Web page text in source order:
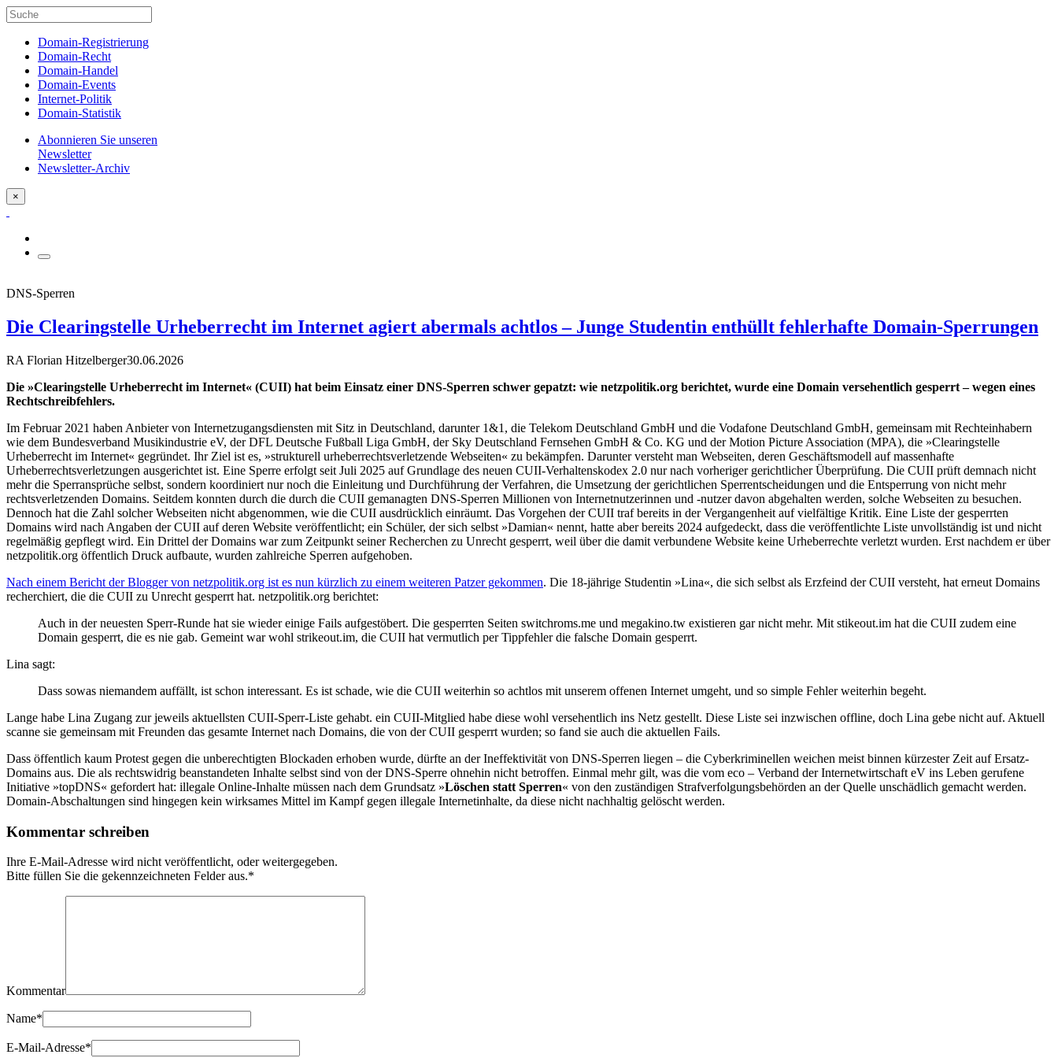
Domain-Registrierung
Domain-Recht
Domain-Handel
Domain-Events
Internet-Politik
Domain-Statistik
Abonnieren Sie unseren
Newsletter
Newsletter-Archiv
×
DNS-Sperren
Die Clearingstelle Urheberrecht im Internet agiert abermals achtlos – Junge Studentin enthüllt fehlerhafte Domain-Sperrungen
RA Florian Hitzelberger30.06.2026
Die »Clearingstelle Urheberrecht im Internet« (CUII) hat beim Einsatz einer DNS-Sperren schwer gepatzt: wie netzpolitik.org berichtet, wurde eine Domain versehentlich gesperrt – wegen eines
Rechtschreibfehlers.
Im Februar 2021 haben Anbieter von Internetzugangsdiensten mit Sitz in Deutschland, darunter 1&1, die Telekom Deutschland GmbH und die Vodafone Deutschland GmbH, gemeinsam mit Rechteinhabern
wie dem Bundesverband Musikindustrie eV, der DFL Deutsche Fußball Liga GmbH, der Sky Deutschland Fernsehen GmbH & Co. KG und der Motion Picture Association (MPA), die »Clearingstelle
Urheberrecht im Internet« gegründet. Ihr Ziel ist es, »strukturell urheberrechtsverletzende Webseiten« zu bekämpfen. Darunter versteht man Webseiten, deren Geschäftsmodell auf massenhafte
Urheberrechtsverletzungen ausgerichtet ist. Eine Sperre erfolgt seit Juli 2025 auf Grundlage des neuen CUII-Verhaltenskodex 2.0 nur nach vorheriger gerichtlicher Überprüfung. Die CUII prüft demnach nicht
mehr die Sperransprüche selbst, sondern koordiniert nur noch die Einleitung und Durchführung der Verfahren, die Umsetzung der gerichtlichen Sperrentscheidungen und die Entsperrung von nicht mehr
rechtsverletzenden Domains. Seitdem konnten durch die durch die CUII gemanagten DNS-Sperren Millionen von Internetnutzerinnen und -nutzer davon abgehalten werden, solche Webseiten zu besuchen.
Dennoch hat die Zahl solcher Webseiten nicht abgenommen, wie die CUII ausdrücklich einräumt. Das Vorgehen der CUII traf bereits in der Vergangenheit auf vielfältige Kritik. Eine Liste der gesperrten
Domains wird nach Angaben der CUII auf deren Website veröffentlicht; ein Schüler, der sich selbst »Damian« nennt, hatte aber bereits 2024 aufgedeckt, dass die veröffentlichte Liste unvollständig ist und nicht
regelmäßig gepflegt wird. Ein Drittel der Domains war zum Zeitpunkt seiner Recherchen zu Unrecht gesperrt, weil über die damit verbundene Website keine Urheberrechte verletzt wurden. Erst nachdem er über
netzpolitik.org öffentlich Druck aufbaute, wurden zahlreiche Sperren aufgehoben.
Nach einem Bericht der Blogger von netzpolitik.org ist es nun kürzlich zu einem weiteren Patzer gekommen. Die 18-jährige Studentin »Lina«, die sich selbst als Erzfeind der CUII versteht, hat erneut Domains
recherchiert, die die CUII zu Unrecht gesperrt hat. netzpolitik.org berichtet:
Auch in der neuesten Sperr-Runde hat sie wieder einige Fails aufgestöbert. Die gesperrten Seiten switchroms.me und megakino.tw existieren gar nicht mehr. Mit stikeout.im hat die CUII zudem eine
Domain gesperrt, die es nie gab. Gemeint war wohl strikeout.im, die CUII hat vermutlich per Tippfehler die falsche Domain gesperrt.
Lina sagt:
Dass sowas niemandem auffällt, ist schon interessant. Es ist schade, wie die CUII weiterhin so achtlos mit unserem offenen Internet umgeht, und so simple Fehler weiterhin begeht.
Lange habe Lina Zugang zur jeweils aktuellsten CUII-Sperr-Liste gehabt. ein CUII-Mitglied habe diese wohl versehentlich ins Netz gestellt. Diese Liste sei inzwischen offline, doch Lina gebe nicht auf. Aktuell
scanne sie gemeinsam mit Freunden das gesamte Internet nach Domains, die von der CUII gesperrt wurden; so fand sie auch die aktuellen Fails.
Dass öffentlich kaum Protest gegen die unberechtigten Blockaden erhoben wurde, dürfte an der Ineffektivität von DNS-Sperren liegen – die Cyberkriminellen weichen meist binnen kürzester Zeit auf Ersatz-
Domains aus. Die als rechtswidrig beanstandeten Inhalte selbst sind von der DNS-Sperre ohnehin nicht betroffen. Einmal mehr gilt, was die vom eco – Verband der Internetwirtschaft eV ins Leben gerufene
Initiative »topDNS« gefordert hat: illegale Online-Inhalte müssen nach dem Grundsatz »Löschen statt Sperren« von den zuständigen Strafverfolgungsbehörden an der Quelle unschädlich gemacht werden.
Domain-Abschaltungen sind hingegen kein wirksames Mittel im Kampf gegen illegale Internetinhalte, da diese nicht nachhaltig gelöscht werden.
Kommentar schreiben
Ihre E-Mail-Adresse wird nicht veröffentlicht, oder weitergegeben.
Bitte füllen Sie die gekennzeichneten Felder aus.*
Kommentar
Name*
E-Mail-Adresse*